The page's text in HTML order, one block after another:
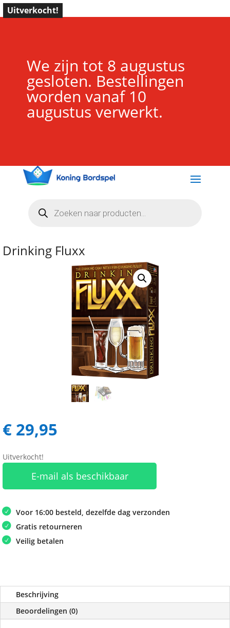
We zijn tot 8 augustus
gesloten. Bestellingen
worden vanaf 10
augustus verwerkt.
zoeken
Uitverkocht!
Drinking Fluxx
€ 29,95
Uitverkocht!
E-mail als beschikbaar
Voor 16:00 besteld, dezelfde dag verzonden
Gratis retourneren
Veilig betalen
Beschrijving
Beoordelingen (0)